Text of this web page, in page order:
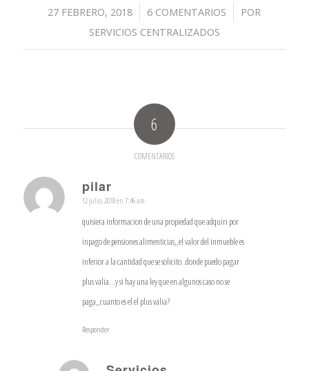
27 FEBRERO, 2018
/ 6 COMENTARIOS
/
POR
SERVICIOS CENTRALIZADOS
6
COMENTARIOS
pilar
Dice:
12 julio, 2018 en 7:46 am
quisiera informacion de una propiedad que adquiri por
inpago de pensiones alimenticias,,el valor del inmueble es
inferior a la cantidad que se solicito..donde puedo pagar
plus valia…y si hay una ley que en algunos caso no se
paga,,cuanto es el el plus valia?
Responder